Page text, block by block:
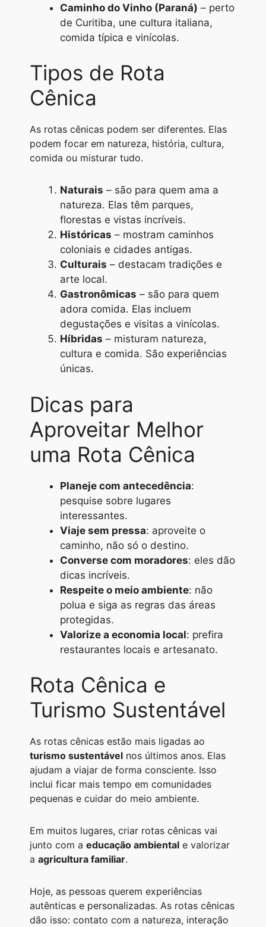
Caminho do Vinho (Paraná) – perto
de Curitiba, une cultura italiana,
comida típica e vinícolas.
Tipos de Rota
Cênica
As rotas cênicas podem ser diferentes. Elas
podem focar em natureza, história, cultura,
comida ou misturar tudo.
Naturais – são para quem ama a
natureza. Elas têm parques,
florestas e vistas incríveis.
Históricas – mostram caminhos
coloniais e cidades antigas.
Culturais – destacam tradições e
arte local.
Gastronômicas – são para quem
adora comida. Elas incluem
degustações e visitas a vinícolas.
Híbridas – misturam natureza,
cultura e comida. São experiências
únicas.
Dicas para
Aproveitar Melhor
uma Rota Cênica
Planeje com antecedência:
pesquise sobre lugares
interessantes.
Viaje sem pressa: aproveite o
caminho, não só o destino.
Converse com moradores: eles dão
dicas incríveis.
Respeite o meio ambiente: não
polua e siga as regras das áreas
protegidas.
Valorize a economia local: prefira
restaurantes locais e artesanato.
Rota Cênica e
Turismo Sustentável
As rotas cênicas estão mais ligadas ao
turismo sustentável nos últimos anos. Elas
ajudam a viajar de forma consciente. Isso
inclui ficar mais tempo em comunidades
pequenas e cuidar do meio ambiente.
Em muitos lugares, criar rotas cênicas vai
junto com a educação ambiental e valorizar
a agricultura familiar.
Hoje, as pessoas querem experiências
autênticas e personalizadas. As rotas cênicas
dão isso: contato com a natureza, interação